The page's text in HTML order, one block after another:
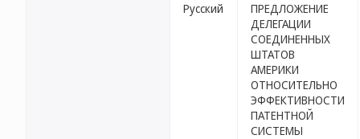
Русский
ПРЕДЛОЖЕНИЕ
ДЕЛЕГАЦИИ
СОЕДИНЕННЫХ
ШТАТОВ
АМЕРИКИ
ОТНОСИТЕЛЬНО
ЭФФЕКТИВНОСТИ
ПАТЕНТНОЙ
СИСТЕМЫ